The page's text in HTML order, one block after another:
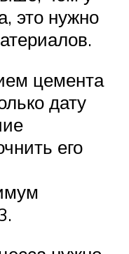
это нужно
цемента
дату
его